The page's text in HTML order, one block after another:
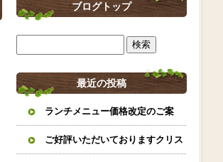
ブログトップ
最近の投稿
ランチメニュー価格改定のご案
内。
ご好評いただいておりますクリス